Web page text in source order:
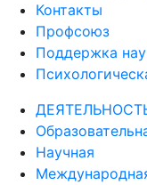
Контакты
Профсоюз
Поддержка
Научная